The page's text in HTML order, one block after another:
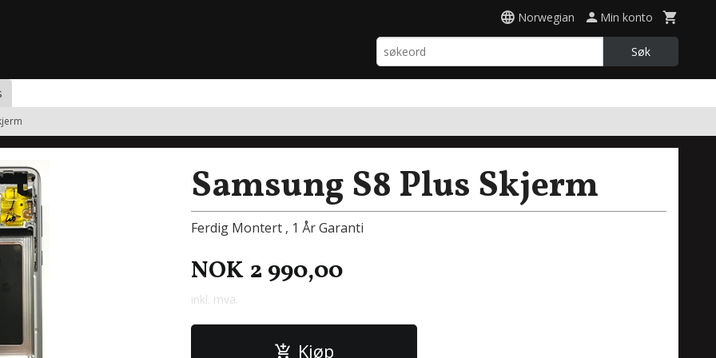
Norwegian Min konto
Søk
Samsung S8 Plus Skjerm
Ferdig Montert , 1 År Garanti
NOK 2 990,00
inkl. mva.
Kjøp